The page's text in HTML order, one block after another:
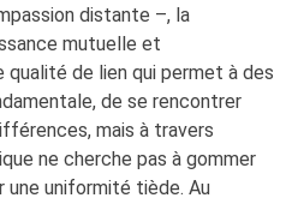
distante –, la
mutuelle et
de lien qui permet à des
de se rencontrer
mais à travers
ne cherche pas à gommer
une uniformité tiède. Au